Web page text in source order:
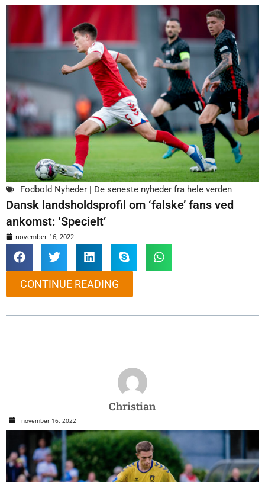
Fodbold Nyheder | De seneste nyheder fra hele verden
Dansk landsholdsprofil om ‘falske’ fans ved
ankomst: ‘Specielt’
november 16, 2022
CONTINUE READING
Christian
november 16, 2022